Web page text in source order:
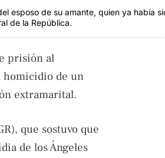
esposo de su amante, quien ya había
de la República.
prisión al
homicidio de un
extramarital.
que sostuvo que
de los Ángeles